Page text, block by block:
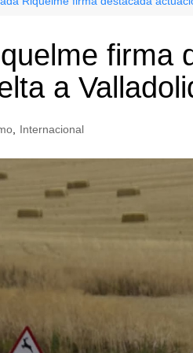
firma
a
, Internacional